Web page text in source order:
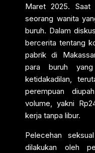
Maret 2025. Saat
seorang wanita
buruh. Dalam
bercerita tentang
pabrik di
para buruh
ketidakadilan,
perempuan
volume, yakni
kerja tanpa libur.
Pelecehan
dilakukan oleh